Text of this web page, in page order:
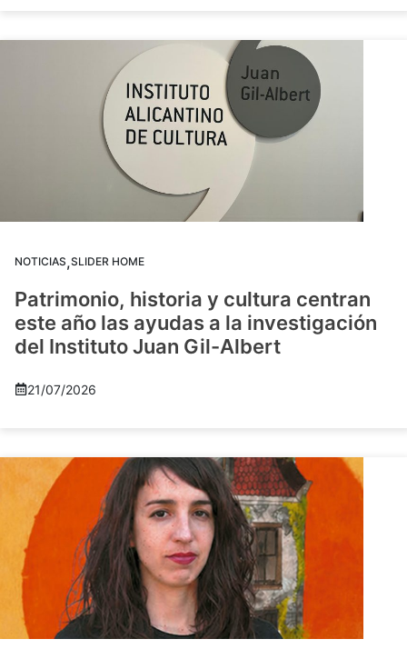
NOTICIAS,SLIDER HOME
Patrimonio, historia y cultura centran
este año las ayudas a la investigación
del Instituto Juan Gil-Albert
21/07/2026